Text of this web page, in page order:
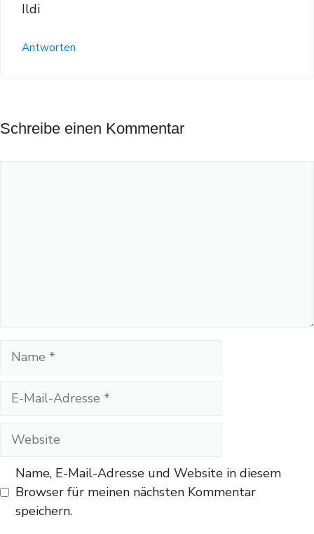
Ildi
Antworten
Schreibe einen Kommentar
Name
Website
Name, E-Mail-Adresse und Website in diesem
Browser für meinen nächsten Kommentar
speichern.